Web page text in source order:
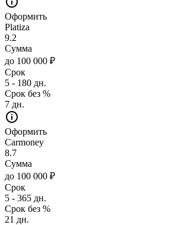
Оформить
Platiza
9.2
Сумма
до 100 000 ₽
Срок
5 - 180 дн.
Срок без %
7 дн.
Оформить
Carmoney
8.7
Сумма
до 100 000 ₽
Срок
5 - 365 дн.
Срок без %
21 дн.